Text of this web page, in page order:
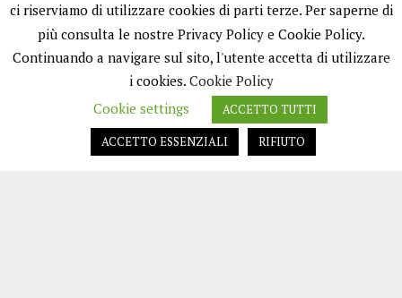
ISCRIVITI
ci riserviamo di utilizzare cookies di parti terze. Per saperne di
più consulta le nostre Privacy Policy e Cookie Policy.
Continuando a navigare sul sito, l'utente accetta di utilizzare
i cookies. Cookie Policy
Cookie settings
ACCETTO TUTTI
ACCETTO ESSENZIALI
RIFIUTO